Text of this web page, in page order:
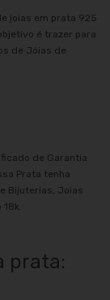
joias em prata 925
é trazer para
de Jóias de
de Garantia
Prata tenha
Bijuterias, Joias
prata: